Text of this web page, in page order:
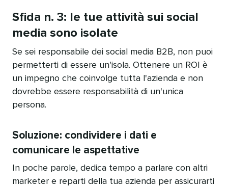
Sfida n. 3: le tue attività sui social
media sono isolate​​
Se sei responsabile dei social media B2B, non puoi
permetterti di essere un'isola. Ottenere un ROI è
un impegno che coinvolge tutta l'azienda e non
dovrebbe essere responsabilità di un'unica
persona.​​
Soluzione: condividere i dati e
comunicare le aspettative​​
In poche parole, dedica tempo a parlare con altri
marketer e reparti della tua azienda per assicurarti